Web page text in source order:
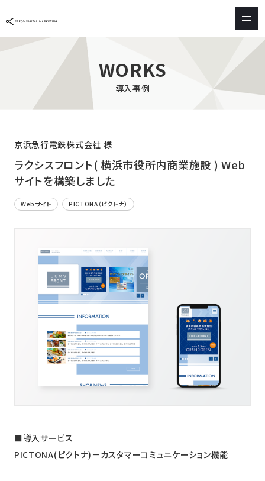
サービス & ソリューション
PICTONA
PDM XR
デジタルサイネージ
しふとん
ウェブアクセシビリティ
店頭
スキルアップ
導入事例
クライアント一覧
ニュース
採用情報
メンバー
会社情報
資料ダウンロード
WORKS
導入事例
京浜急行電鉄株式会社 様
ラクシスフロント( 横浜市役所内商業施設 ) Web
サイトを構築しました
Webサイト PICTONA（ピクトナ）
■導入サービス
PICTONA(ピクトナ)－カスタマーコミュニケーション機能